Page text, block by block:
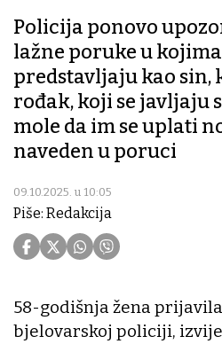
Policija ponovo
lažne poruke u
predstavljaju kao
rođak, koji se javljaju
mole da im se uplati
naveden u poruci
09.10.2025. u 10:05
Piše: Redakcija
58-godišnja žena
bjelovarskoj policiji,